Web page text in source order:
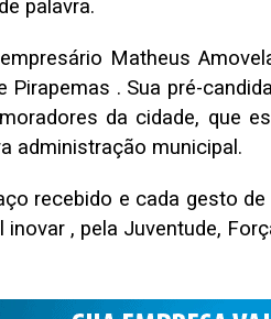
palavra.
Matheus
Pirapemas . Sua pré-
da cidade, que
administração municipal.
recebido e cada gesto
inovar , pela Juventude,